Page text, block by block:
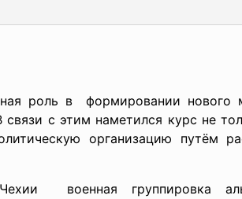
роль в формировании нового
связи с этим наметился курс не
организацию путём
военная группировка